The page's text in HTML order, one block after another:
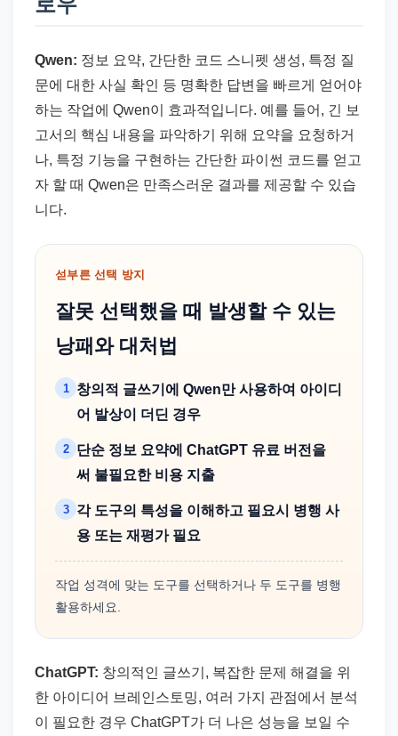
Qwen: 정보 요약, 간단한 코드 스니펫 생성, 특정 질
문에 대한 사실 확인 등 명확한 답변을 빠르게 얻어야
하는 작업에 Qwen이 효과적입니다. 예를 들어, 긴 보
고서의 핵심 내용을 파악하기 위해 요약을 요청하거
나, 특정 기능을 구현하는 간단한 파이썬 코드를 얻고
자 할 때 Qwen은 만족스러운 결과를 제공할 수 있습
니다.
섣부른 선택 방지
잘못 선택했을 때 발생할 수 있는
낭패와 대처법
1
창의적 글쓰기에 Qwen만 사용하여 아이디
어 발상이 더딘 경우
2
단순 정보 요약에 ChatGPT 유료 버전을
써 불필요한 비용 지출
3
각 도구의 특성을 이해하고 필요시 병행 사
용 또는 재평가 필요
작업 성격에 맞는 도구를 선택하거나 두 도구를 병행
활용하세요.
ChatGPT: 창의적인 글쓰기, 복잡한 문제 해결을 위
한 아이디어 브레인스토밍, 여러 가지 관점에서 분석
이 필요한 경우 ChatGPT가 더 나은 성능을 보일 수